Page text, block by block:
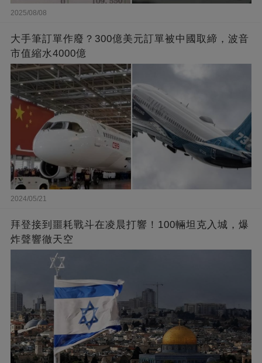
2025/08/08
大手筆訂單作廢？300億美元訂單被中國取締，波音
市值縮水4000億
2024/05/21
拜登接到噩耗戰斗在凌晨打響！100輛坦克入城，爆
炸聲響徹天空